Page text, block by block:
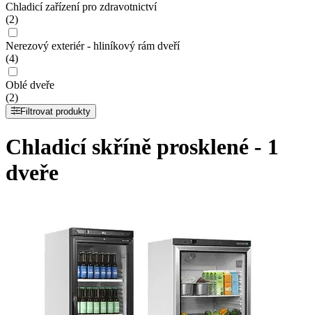
Chladicí zařízení pro zdravotnictví
(2)
Nerezový exteriér - hliníkový rám dveří
(4)
Oblé dveře
(2)
Filtrovat produkty
Chladicí skříně prosklené - 1
dveře